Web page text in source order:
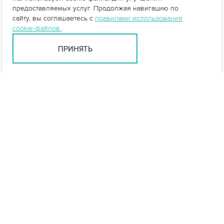
предоставляемых услуг. Продолжая навигацию по
сайту, вы соглашаетесь с правилами использования
cookie-файлов .
ПРИНЯТЬ